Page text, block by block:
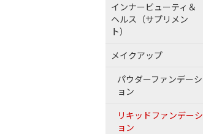
インナービューティ＆
ヘルス（サプリメン
ト）
メイクアップ
パウダーファンデーシ
ョン
リキッドファンデーシ
ョン